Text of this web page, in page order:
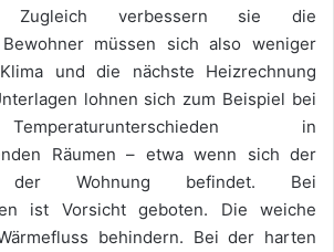
Zugleich verbessern sie die
Bewohner müssen sich also weniger
und die nächste Heizrechnung
lohnen sich zum Beispiel bei
in
Räumen – etwa wenn sich der
Wohnung befindet. Bei
ist Vorsicht geboten. Die weiche
behindern. Bei der harten